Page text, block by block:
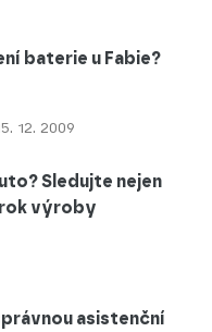
baterie u Fabie?
12. 2009
Sledujte nejen
rok výroby
asistenční